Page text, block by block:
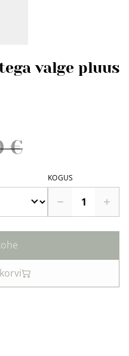
valge pluus
€
KOGUS